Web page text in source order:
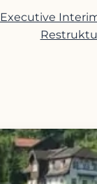
Executive